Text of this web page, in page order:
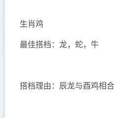
生肖鸡
最佳搭档：龙，蛇，牛
搭档理由：辰龙与酉鸡相